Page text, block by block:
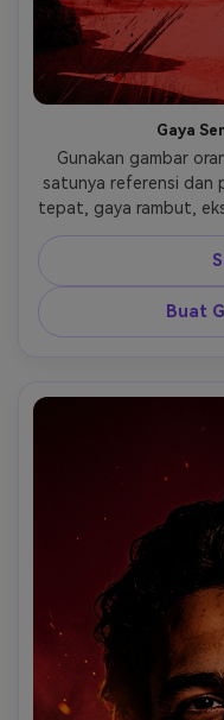
Gaya
Gunakan gambar
satunya referensi dan
tepat, gaya rambut,
dan orientasi kepala
ilustrasi poster
yang terinspirasi dari
potret menjadi
sapuan kuas yang
dengan warna
pencahayaan
pakaian asli.
rahang, tulang pipi,
abstrak, kacau, dan
dan debu, tanpa
seperti poster
kualitas ilustrasi
tangan yang mentah,
tidak ada tanda air,
Buat